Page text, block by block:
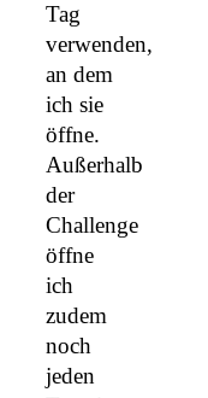
Tag
verwenden,
an dem
ich sie
öffne.
Außerhalb
der
Challenge
öffne
ich
zudem
noch
jeden